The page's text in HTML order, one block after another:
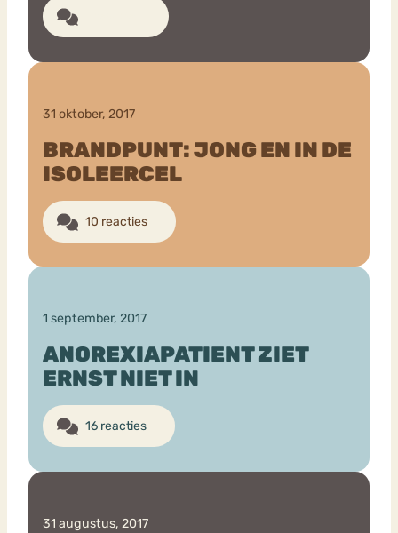
31 oktober, 2017
BRANDPUNT: JONG EN IN DE
ISOLEERCEL
10 reacties
1 september, 2017
ANOREXIAPATIENT ZIET
ERNST NIET IN
16 reacties
31 augustus, 2017